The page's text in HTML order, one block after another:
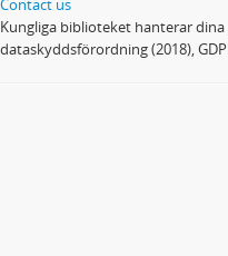
Contact us
Kungliga biblioteket hanterar
dataskyddsförordning (2018),